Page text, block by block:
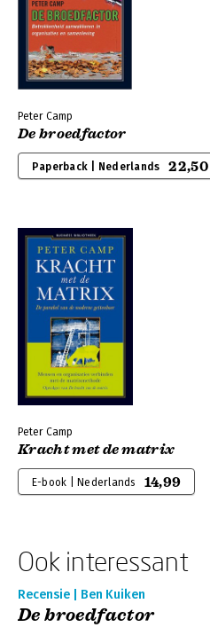
Peter Camp
De broedfactor
Paperback | Nederlands 22,50
Peter Camp
Kracht met de matrix
E-book | Nederlands 14,99
Ook interessant
Recensie | Ben Kuiken
De broedfactor